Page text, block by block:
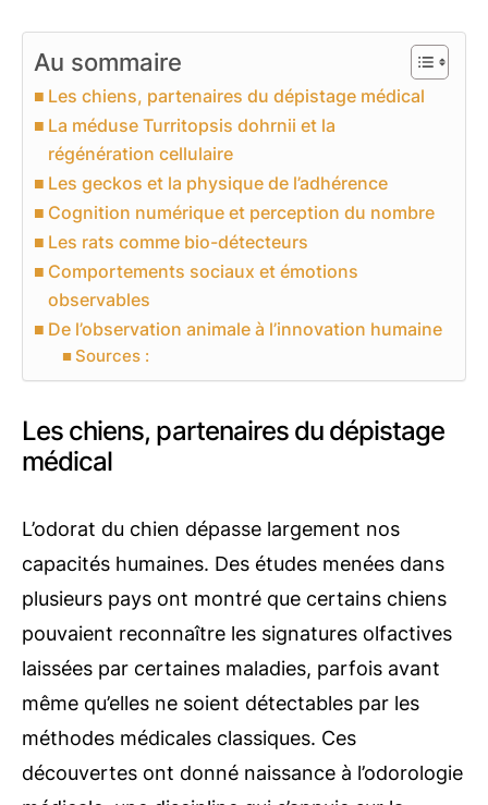
Au sommaire
Les chiens, partenaires du dépistage médical
La méduse Turritopsis dohrnii et la
régénération cellulaire
Les geckos et la physique de l’adhérence
Cognition numérique et perception du nombre
Les rats comme bio-détecteurs
Comportements sociaux et émotions
observables
De l’observation animale à l’innovation humaine
Sources :
Les chiens, partenaires du dépistage
médical
L’odorat du chien dépasse largement nos
capacités humaines. Des études menées dans
plusieurs pays ont montré que certains chiens
pouvaient reconnaître les signatures olfactives
laissées par certaines maladies, parfois avant
même qu’elles ne soient détectables par les
méthodes médicales classiques. Ces
découvertes ont donné naissance à l’odorologie